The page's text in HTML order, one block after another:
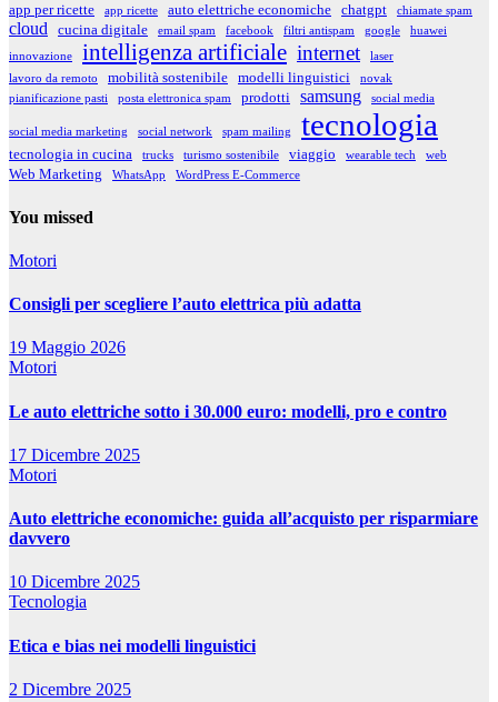
app per ricette app ricette auto elettriche economiche chatgpt chiamate spam
cloud cucina digitale email spam facebook filtri antispam google huawei
innovazione intelligenza artificiale internet
laser
lavoro da remoto
mobilità sostenibile modelli linguistici
novak
pianificazione pasti
posta elettronica spam prodotti samsung social media
social media marketing social network spam mailing tecnologia
tecnologia in cucina trucks turismo sostenibile viaggio wearable tech web
Web Marketing WhatsApp WordPress E-Commerce
You missed
Motori
Consigli per scegliere l’auto elettrica più adatta
19 Maggio 2026
Motori
Le auto elettriche sotto i 30.000 euro: modelli, pro e contro
17 Dicembre 2025
Motori
Auto elettriche economiche: guida all’acquisto per risparmiare
davvero
10 Dicembre 2025
Tecnologia
Etica e bias nei modelli linguistici
2 Dicembre 2025